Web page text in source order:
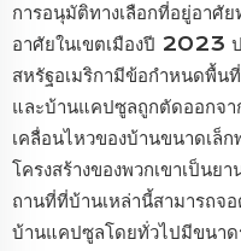
การอนุมัติทางเลือกที่อยู่อาศัย
อาศัยในเขตเมืองปี 2023
สหรัฐอเมริกามีข้อกำหนดพื้น
และบ้านแคปซูลถูกตัดออกจา
เคลื่อนไหวของบ้านขนาดเล็
โครงสร้างของพวกเขาเป็นย
ถานที่ที่บ้านเหล่านี้สามารถจ
บ้านแคปซูลโดยทั่วไปมีขนา